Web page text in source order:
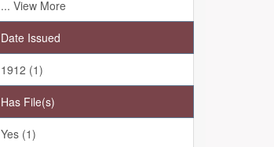
... View More
Date Issued
1912 (1)
Has File(s)
Yes (1)